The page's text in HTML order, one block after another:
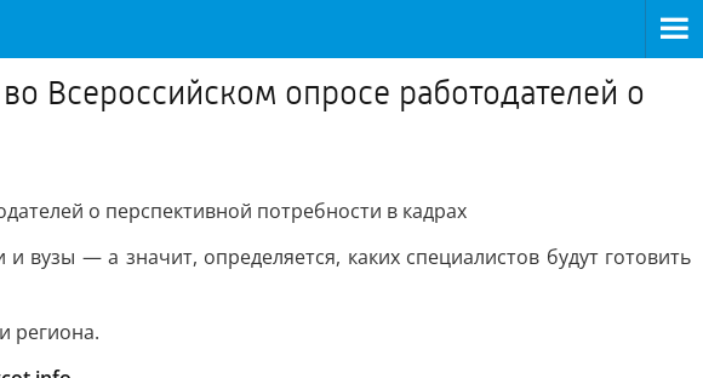
Всероссийском опросе работодателей о
о перспективной потребности в кадрах
— а значит, определяется, каких специалистов будут готовить
региона.